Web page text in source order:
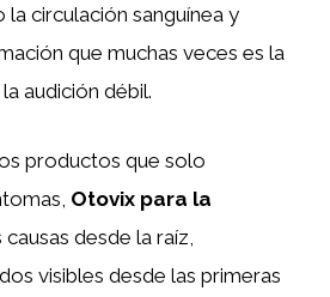
circulación sanguínea y
que muchas veces es la
audición débil.
productos que solo
Otovix para la
desde la raíz,
visibles desde las primeras